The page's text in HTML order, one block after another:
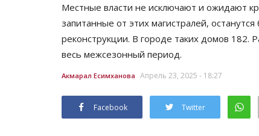
Местные власти не исключают и ожидают
запитанные от этих магистралей,
реконструкции. В городе таких домов 182.
весь межсезонный период.
Акмарал Есимханова Апрель 23, 2025 - 18:27
Facebook Twitter